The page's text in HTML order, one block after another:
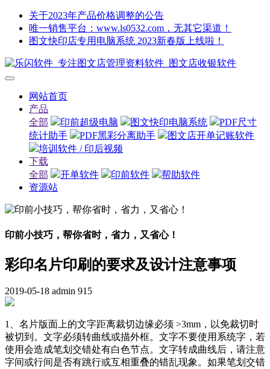
关于2023年产品价格调整的公告
唯一销售平台：www.ls0532.com，无其它渠道！
图文快印店专用电脑系统 2023新春版上线啦！
网站首页
产品
全部
印前超级电脑 图文快印电脑系统
PDF尺寸
统计助手
PDF黑彩分离助手
图文店开单记账软件
培训软件 / 印后视频
下载
全部
开单软件 印前软件
帮助软件
资源站
印前小技巧，帮你省时，省力，又省心！
彩印名片印刷的要求及设计注意事项
2019-05-18 admin 915
1、名片版面上的文字距离裁切边缘必须 >3mm，以免裁切时
被切到。文字必须转曲线或描外框。文字不要使用系统字，若
使用会造成笔划交错处有白色节点。文字转成曲线后，请注意
字间或行间是否有跳行或互相重叠的错乱现象。如果笔划交错